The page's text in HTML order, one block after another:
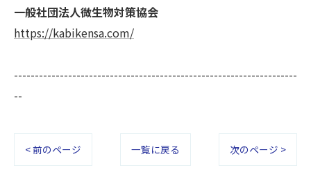
一般社団法人微生物対策協会
https://kabikensa.com/
--------------------------------------------------------------------
--
< 前のページ 一覧に戻る 次のページ >